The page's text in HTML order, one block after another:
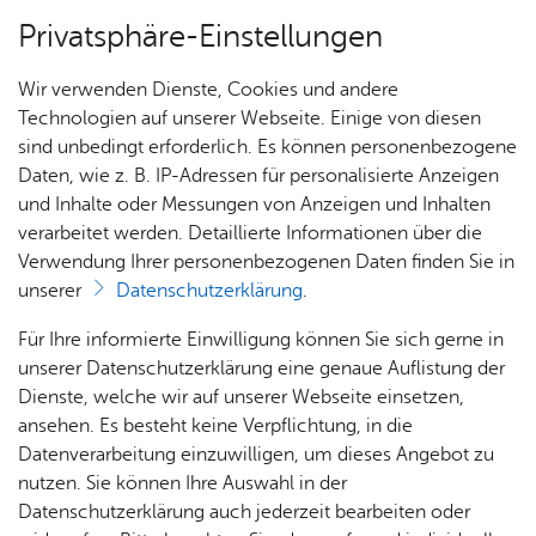
Über­sicht Bür­ger & Stadt
Rat­
haus &
Bür­
ger­
ser­vice
Rat­
häu­ser
Nach­
rich­
ten,
Vi­de­os
& Bil­
der
Me­di­
Jobs
Stel­
len­an­
ge­bo­te
Aus­bil­
dung &
Stu­di­
Bauen
& Um­
welt
Geo­
da­ten
Ge­
sund­
heit &
kum
Ämter A–Z
Frau S. Mol­nar
Abteilungsleiterin Stadtkasse
Kon­takt
Ver­wal­tungs­ge­bäu­de Schanz­stra­ße 5
Raum 1.080
Privatsphäre-Einstellungen
Wir verwenden Dienste, Cookies und andere
Technologien auf unserer Webseite. Einige von diesen
sind unbedingt erforderlich. Es können personenbezogene
Daten, wie z. B. IP-Adressen für personalisierte Anzeigen
und Inhalte oder Messungen von Anzeigen und Inhalten
verarbeitet werden. Detaillierte Informationen über die
Verwendung Ihrer personenbezogenen Daten finden Sie in
unserer
Datenschutzerklärung.
Für Ihre informierte Einwilligung können Sie sich gerne in
unserer Datenschutzerklärung eine genaue Auflistung der
Dienste, welche wir auf unserer Webseite einsetzen,
ansehen. Es besteht keine Verpflichtung, in die
Datenverarbeitung einzuwilligen, um dieses Angebot zu
nutzen. Sie können Ihre Auswahl in der
Datenschutzerklärung auch jederzeit bearbeiten oder